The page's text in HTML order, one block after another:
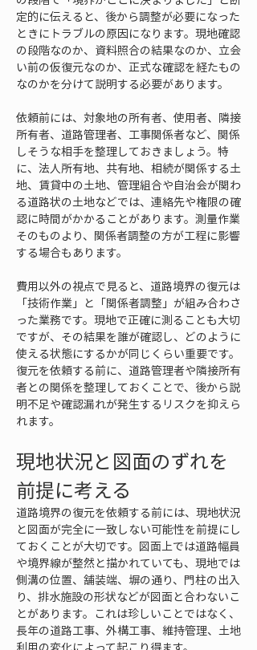
定的に伝えると、後から調整が必要になった
ときにトラブルの原因になります。現地確認
の段階なのか、資料照合の結果なのか、立会
い前の仮復元なのか、正式な確認を経たもの
なのかを分けて説明する必要があります。
依頼前には、対象地の所有者、使用者、隣接
所有者、道路管理者、工事関係者など、関係
しそうな相手を整理しておきましょう。特
に、法人所有地、共有地、相続が関係する土
地、賃貸中の土地、管理組合や自治会が関わ
る道路状の土地などでは、連絡先や権限の確
認に時間がかかることがあります。測量作業
そのものより、関係者調整の方が工程に影響
する場合もあります。
費用以外の視点で見ると、道路境界の復元は
「技術作業」と「関係者調整」が組み合わさ
った業務です。現地で正確に測ることも大切
ですが、その結果を誰が確認し、どのように
使える状態にするかが同じくらい重要です。
復元を依頼する前に、道路管理者や隣接所有
者との関係を整理しておくことで、後から説
明不足や確認漏れが発生するリスクを抑えら
れます。
現地状況と図面のずれを
前提に考える
道路境界の復元を依頼する前には、現地状況
と図面が完全に一致しない可能性を前提にし
ておくことが大切です。図面上では道路幅員
や境界線が整然と描かれていても、現地では
側溝の位置、舗装端、塀の通り、門柱の出入
り、排水施設の形状などが図面と合わないこ
とがあります。これは珍しいことではなく、
長年の道路工事、外構工事、維持管理、土地
利用の変化によって起こり得ます。